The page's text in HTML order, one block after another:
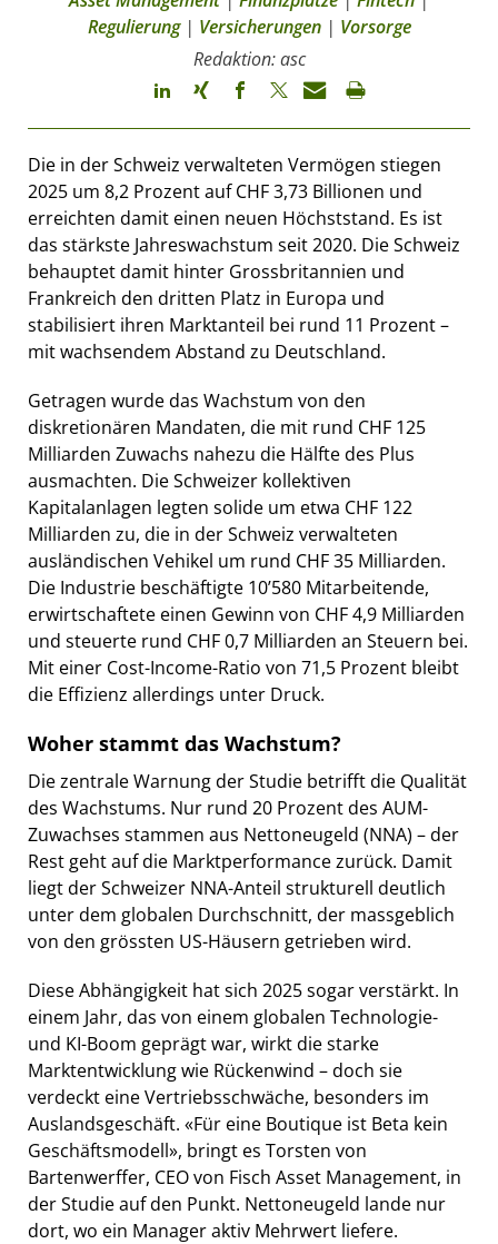
Regulierung| Versicherungen| Vorsorge
Redaktion: asc
Die in der Schweiz verwalteten Vermögen stiegen
2025 um 8,2 Prozent auf CHF 3,73 Billionen und
erreichten damit einen neuen Höchststand. Es ist
das stärkste Jahreswachstum seit 2020. Die Schweiz
behauptet damit hinter Grossbritannien und
Frankreich den dritten Platz in Europa und
stabilisiert ihren Marktanteil bei rund 11 Prozent –
mit wachsendem Abstand zu Deutschland.
Getragen wurde das Wachstum von den
diskretionären Mandaten, die mit rund CHF 125
Milliarden Zuwachs nahezu die Hälfte des Plus
ausmachten. Die Schweizer kollektiven
Kapitalanlagen legten solide um etwa CHF 122
Milliarden zu, die in der Schweiz verwalteten
ausländischen Vehikel um rund CHF 35 Milliarden.
Die Industrie beschäftigte 10’580 Mitarbeitende,
erwirtschaftete einen Gewinn von CHF 4,9 Milliarden
und steuerte rund CHF 0,7 Milliarden an Steuern bei.
Mit einer Cost-Income-Ratio von 71,5 Prozent bleibt
die Effizienz allerdings unter Druck.
Woher stammt das Wachstum?
Die zentrale Warnung der Studie betrifft die Qualität
des Wachstums. Nur rund 20 Prozent des AUM-
Zuwachses stammen aus Nettoneugeld (NNA) – der
Rest geht auf die Marktperformance zurück. Damit
liegt der Schweizer NNA-Anteil strukturell deutlich
unter dem globalen Durchschnitt, der massgeblich
von den grössten US-Häusern getrieben wird.
Diese Abhängigkeit hat sich 2025 sogar verstärkt. In
einem Jahr, das von einem globalen Technologie-
und KI-Boom geprägt war, wirkt die starke
Marktentwicklung wie Rückenwind – doch sie
verdeckt eine Vertriebsschwäche, besonders im
Auslandsgeschäft. «Für eine Boutique ist Beta kein
Geschäftsmodell», bringt es Torsten von
Bartenwerffer, CEO von Fisch Asset Management, in
der Studie auf den Punkt. Nettoneugeld lande nur
dort, wo ein Manager aktiv Mehrwert liefere.